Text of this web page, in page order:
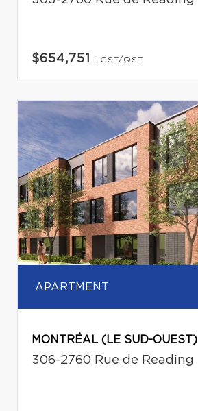
$654,751 +GST/QST
APARTMENT
MONTRÉAL (LE SUD-OUEST)
306-2760 Rue de Reading